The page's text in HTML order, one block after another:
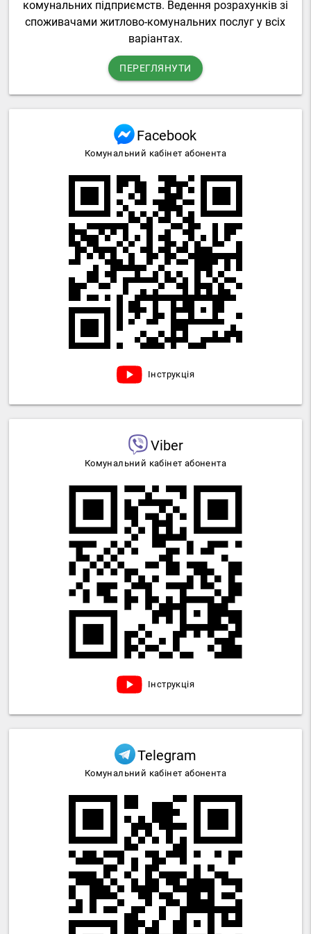
комунальних підприємств. Ведення розрахунків зі
споживачами житлово-комунальних послуг у всіх
варіантах.
ПЕРЕГЛЯНУТИ
Facebook
Комунальний кабінет абонента
Інструкція
Viber
Комунальний кабінет абонента
Інструкція
Telegram
Комунальний кабінет абонента